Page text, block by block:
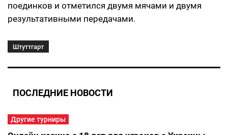
поединков и отметился двумя мячами и двумя
результативными передачами.
Штуттгарт
ПОСЛЕДНИЕ НОВОСТИ
Другие турниры